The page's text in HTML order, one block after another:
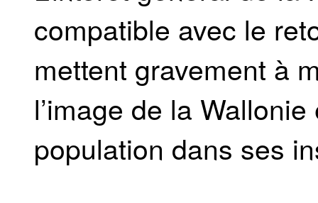
compatible avec le
mettent gravement à
l’image de la
population dans ses